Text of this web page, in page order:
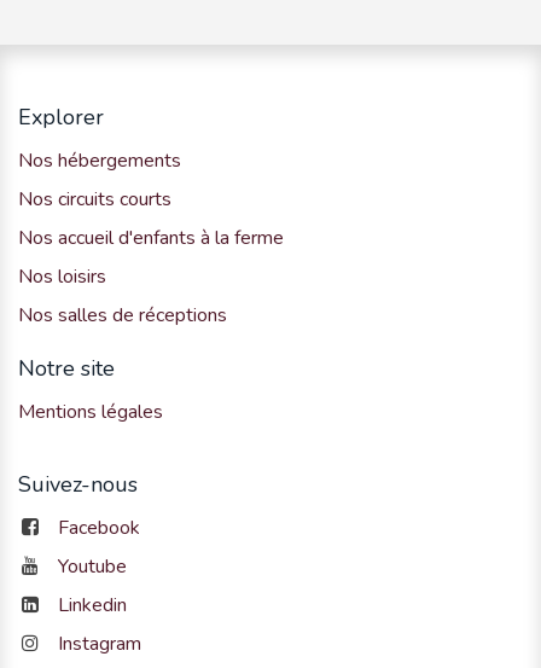
Explorer
Nos hébergements
Nos circuits courts
Nos accueil d'enfants à la ferme
Nos loisirs
Nos salles de réceptions
Notre site
Mentions légales
Suivez-nous
Facebook
Youtube
Linkedin
Instagram